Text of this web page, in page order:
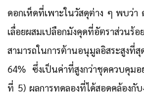
ดอกเห็ดที่เพาะในวัสดุต่าง ๆ พบว่า
เลื่อยผสมเปลือกมังคุดที่อัตราส่วนร้
สามารถในการต้านอนุมูลอิสระสูงที่
64% ซึ่งเป็นค่าที่สูงกว่าชุดควบคุม
ที่ 5) ผลการทดลองที่ได้สอดคล้องกั